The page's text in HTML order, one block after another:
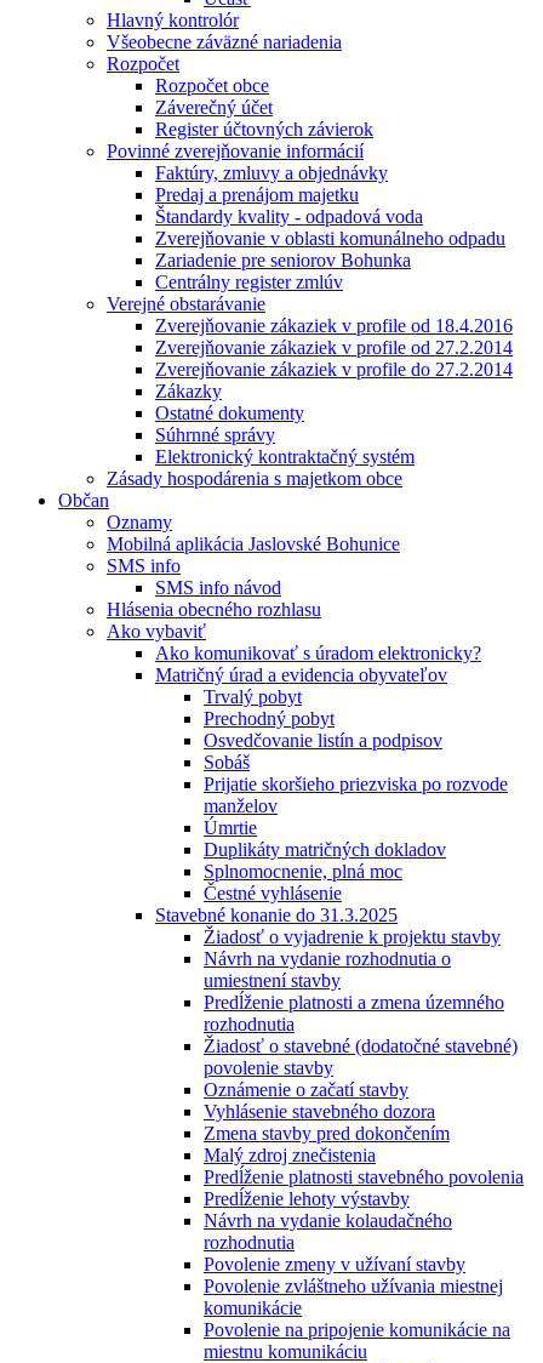
Hlavný kontrolór
Všeobecne záväzné nariadenia
Rozpočet
Rozpočet obce
Záverečný účet
Register účtovných závierok
Povinné zverejňovanie informácií
Faktúry, zmluvy a objednávky
Predaj a prenájom majetku
Štandardy kvality - odpadová voda
Zverejňovanie v oblasti komunálneho odpadu
Zariadenie pre seniorov Bohunka
Centrálny register zmlúv
Verejné obstarávanie
Zverejňovanie zákaziek v profile od 18.4.2016
Zverejňovanie zákaziek v profile od 27.2.2014
Zverejňovanie zákaziek v profile do 27.2.2014
Zákazky
Ostatné dokumenty
Súhrnné správy
Elektronický kontraktačný systém
Zásady hospodárenia s majetkom obce
Občan
Oznamy
Mobilná aplikácia Jaslovské Bohunice
SMS info
SMS info návod
Hlásenia obecného rozhlasu
Ako vybaviť
Ako komunikovať s úradom elektronicky?
Matričný úrad a evidencia obyvateľov
Trvalý pobyt
Prechodný pobyt
Osvedčovanie listín a podpisov
Sobáš
Prijatie skoršieho priezviska po rozvode
manželov
Úmrtie
Duplikáty matričných dokladov
Splnomocnenie, plná moc
Čestné vyhlásenie
Stavebné konanie do 31.3.2025
Žiadosť o vyjadrenie k projektu stavby
Návrh na vydanie rozhodnutia o
umiestnení stavby
Predĺženie platnosti a zmena územného
rozhodnutia
Žiadosť o stavebné (dodatočné stavebné)
povolenie stavby
Oznámenie o začatí stavby
Vyhlásenie stavebného dozora
Zmena stavby pred dokončením
Malý zdroj znečistenia
Predĺženie platnosti stavebného povolenia
Predĺženie lehoty výstavby
Návrh na vydanie kolaudačného
rozhodnutia
Povolenie zmeny v užívaní stavby
Povolenie zvláštneho užívania miestnej
komunikácie
Povolenie na pripojenie komunikácie na
miestnu komunikáciu